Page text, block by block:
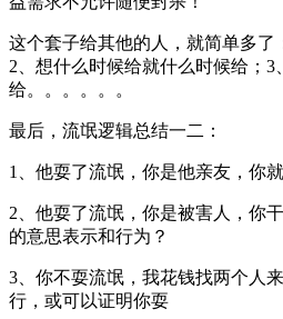
这个套子给其他的人，就简单多了
2、想什么时候给就什么时候给；3
给。。。。。。
最后，流氓逻辑总结一二：
1、他耍了流氓，你是他亲友，你
2、他耍了流氓，你是被害人，你
的意思表示和行为？
3、你不耍流氓，我花钱找两个人
行，或可以证明你耍